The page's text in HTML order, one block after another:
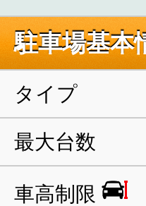
駐車場基本
タイプ
最大台数
車高制限